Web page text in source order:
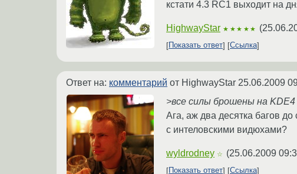
кстати 4.3 RC1 выходит на
HighwayStar ★★★★★ (
Показать ответ Ссылка
Ответ на: комментарий от HighwayStar 25.06.2009
>все силы брошены на KDE4
Ага, аж два десятка багов до
с интеловскими видюхами?
wyldrodney ☆ (25.06.2009
Показать ответ Ссылка